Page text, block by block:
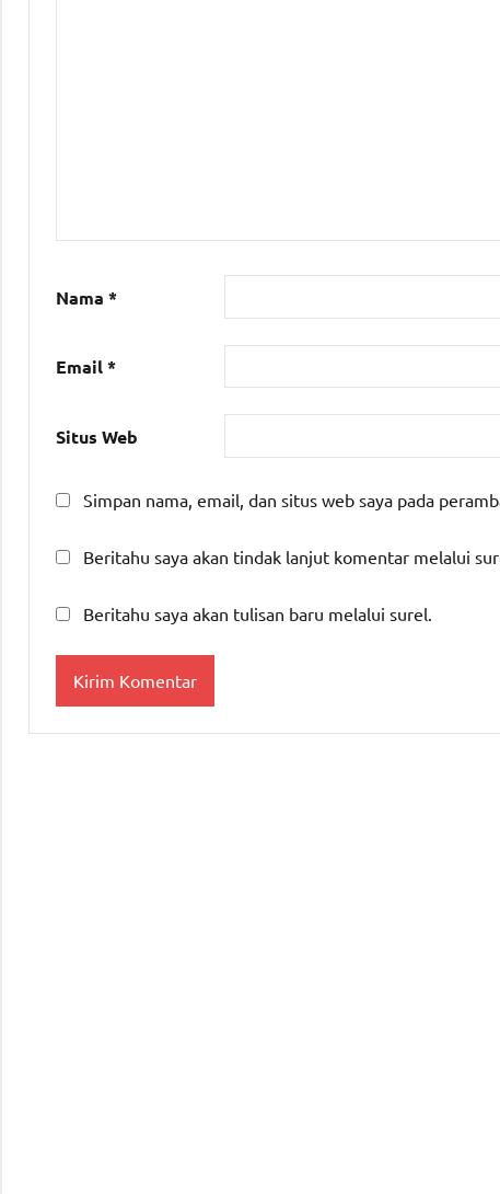
Nama *
Email*
Situs Web
Simpan nama, email, dan situs web saya pada
Beritahu saya akan tindak lanjut komentar melalui
Beritahu saya akan tulisan baru melalui surel.